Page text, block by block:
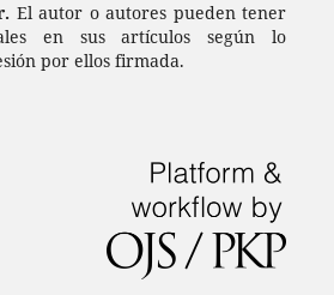
El autor o autores pueden tener
en sus artículos según lo
por ellos firmada.